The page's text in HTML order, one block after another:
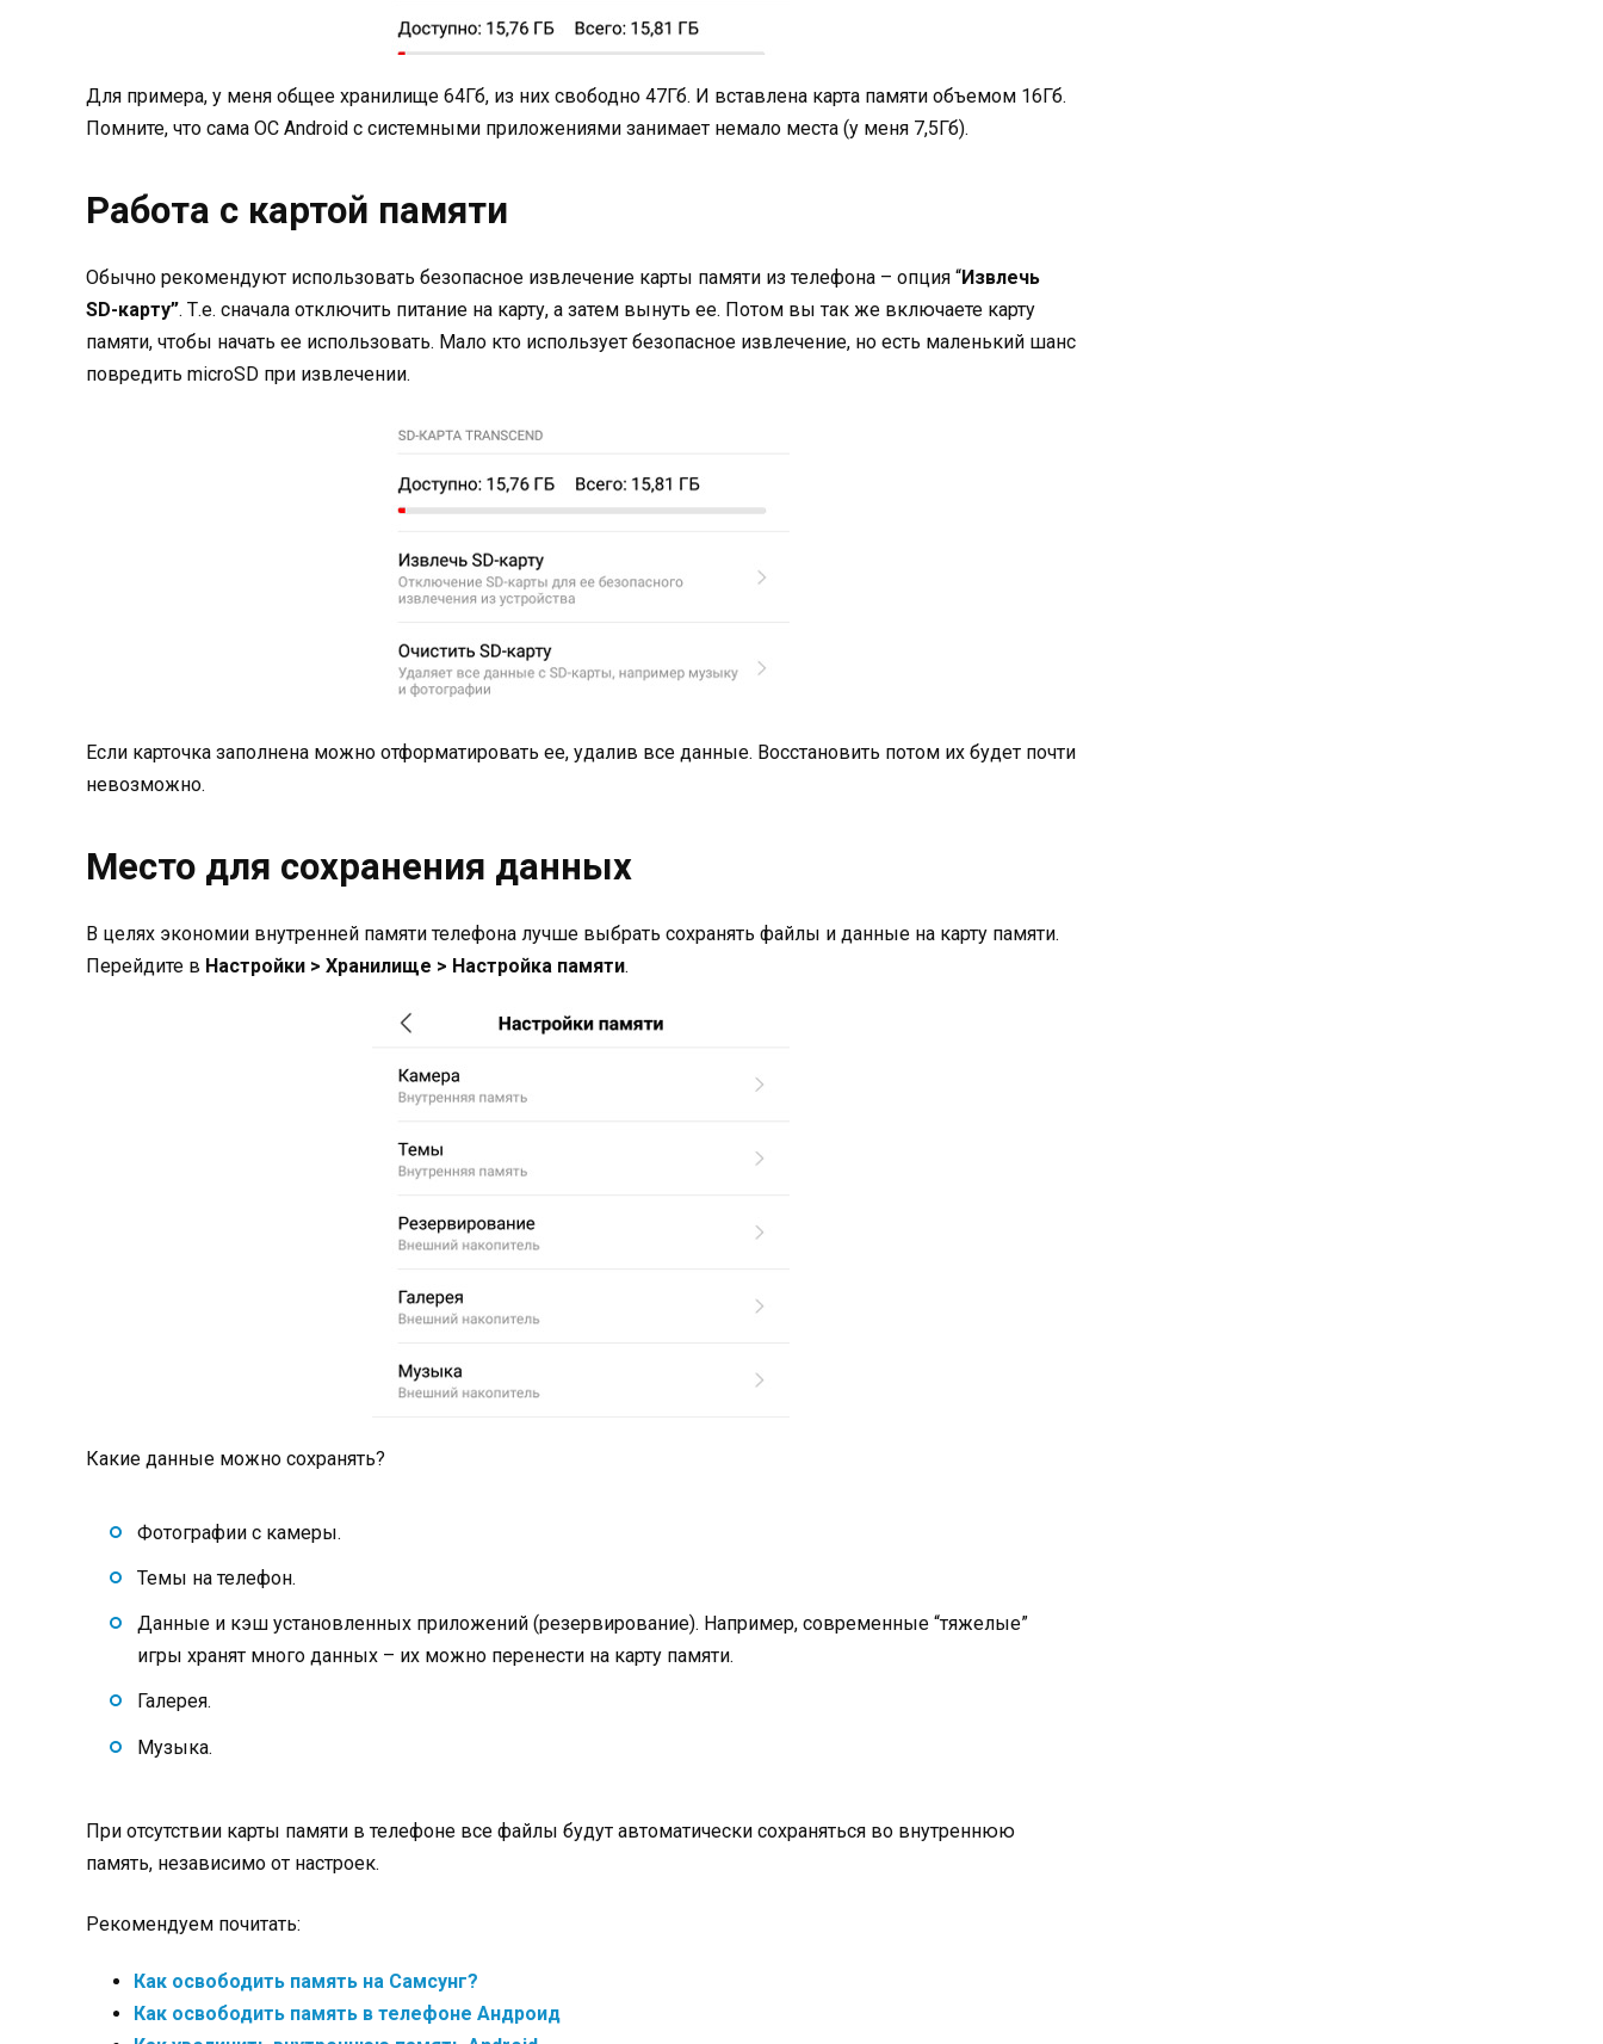
Для примера, у меня общее хранилище 64Гб, из них свободно 47Гб. И вставлена карта памяти объемом 16Гб.
Помните, что сама ОС Android с системными приложениями занимает немало места (у меня 7,5Гб).
Работа с картой памяти
Обычно рекомендуют использовать безопасное извлечение карты памяти из телефона – опция “Извлечь
SD-карту”. Т.е. сначала отключить питание на карту, а затем вынуть ее. Потом вы так же включаете карту
памяти, чтобы начать ее использовать. Мало кто использует безопасное извлечение, но есть маленький шанс
повредить microSD при извлечении.
Если карточка заполнена можно отформатировать ее, удалив все данные. Восстановить потом их будет почти
невозможно.
Место для сохранения данных
В целях экономии внутренней памяти телефона лучше выбрать сохранять файлы и данные на карту памяти.
Перейдите в Настройки > Хранилище > Настройка памяти.
Какие данные можно сохранять?
Фотографии с камеры.
Темы на телефон.
Данные и кэш установленных приложений (резервирование). Например, современные “тяжелые”
игры хранят много данных – их можно перенести на карту памяти.
Галерея.
Музыка.
При отсутствии карты памяти в телефоне все файлы будут автоматически сохраняться во внутреннюю
память, независимо от настроек.
Рекомендуем почитать:
Как освободить память на Самсунг?
Как освободить память в телефоне Андроид